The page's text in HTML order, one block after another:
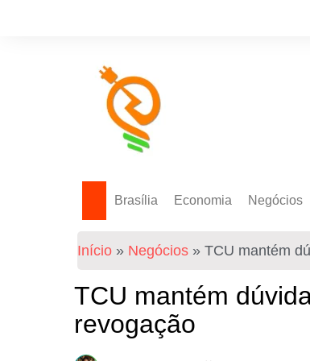
Brasília Economia
Tecnologia
Negócios
Empresas
Início » Negócios » TCU mantém
TCU mantém
revogação